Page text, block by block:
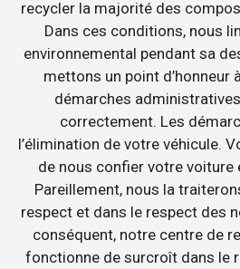
recycler la majorité des
Dans ces conditions, nous
environnemental pendant sa
mettons un point d’honneur
démarches
correctement. Les
l’élimination de votre véhicule.
de nous confier votre voiture
Pareillement, nous la
respect et dans le respect des
conséquent, notre centre de
fonctionne de surcroît dans le